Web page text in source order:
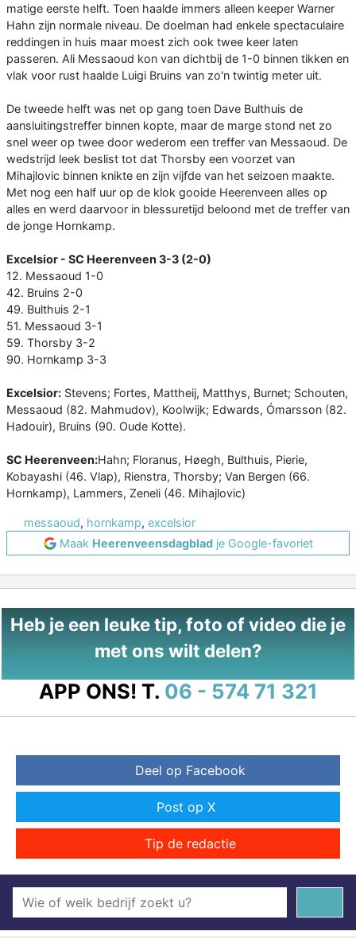
matige eerste helft. Toen haalde immers alleen keeper Warner
Hahn zijn normale niveau. De doelman had enkele spectaculaire
reddingen in huis maar moest zich ook twee keer laten
passeren. Ali Messaoud kon van dichtbij de 1-0 binnen tikken en
vlak voor rust haalde Luigi Bruins van zo'n twintig meter uit.
De tweede helft was net op gang toen Dave Bulthuis de
aansluitingstreffer binnen kopte, maar de marge stond net zo
snel weer op twee door wederom een treffer van Messaoud. De
wedstrijd leek beslist tot dat Thorsby een voorzet van
Mihajlovic binnen knikte en zijn vijfde van het seizoen maakte.
Met nog een half uur op de klok gooide Heerenveen alles op
alles en werd daarvoor in blessuretijd beloond met de treffer van
de jonge Hornkamp.
Excelsior - SC Heerenveen 3-3 (2-0)
12. Messaoud 1-0
42. Bruins 2-0
49. Bulthuis 2-1
51. Messaoud 3-1
59. Thorsby 3-2
90. Hornkamp 3-3
Excelsior: Stevens; Fortes, Mattheij, Matthys, Burnet; Schouten,
Messaoud (82. Mahmudov), Koolwijk; Edwards, Ómarsson (82.
Hadouir), Bruins (90. Oude Kotte).
SC Heerenveen:Hahn; Floranus, Høegh, Bulthuis, Pierie,
Kobayashi (46. Vlap), Rienstra, Thorsby; Van Bergen (66.
Hornkamp), Lammers, Zeneli (46. Mihajlovic)
messaoud, hornkamp, excelsior
Maak Heerenveensdagbladje Google-favoriet
Heb je een leuke tip, foto of video die je
met ons wilt delen?
APP ONS! T. 06 - 574 71 321
Deel op Facebook
Post op X
Tip de redactie